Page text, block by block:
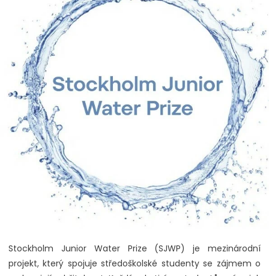
Stockholm Junior Water Prize (SJWP) je mezinárodní
projekt, který spojuje středoškolské studenty se zájmem o